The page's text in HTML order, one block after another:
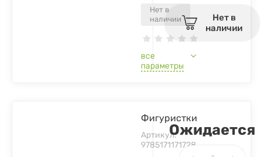
Нет в
наличии
все
параметры
Нет в
наличии
Фигуристки
Артикул:
9785171171728
Ожидается